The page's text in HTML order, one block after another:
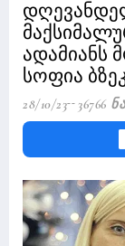
სოფია
28/10/23 36766